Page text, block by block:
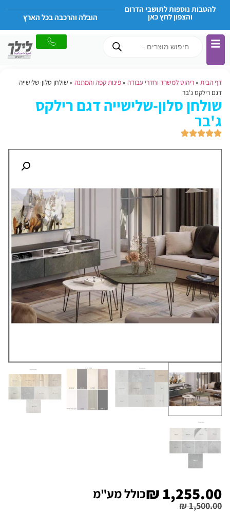
להטבות נוספות לתושבי הדרום
והצפון לחץ כאן הובלה והרכבה בכל הארץ
דף הבית »ריהוט למשרד וחדרי עבודה »פינות קפה והמתנה » שולחן סלון-שלישייה
דגם רילקס ג'בר
שולחן סלון-שלישייה דגם רילקס
ג'בר
₪1,500.00
₪ 1,255.00 כולל מע"מ